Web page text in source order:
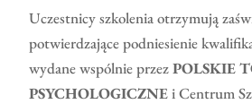
Uczestnicy szkolenia otrzymują
potwierdzające podniesienie
wydane wspólnie przezPOLSKIE
PSYCHOLOGICZNEi Centrum